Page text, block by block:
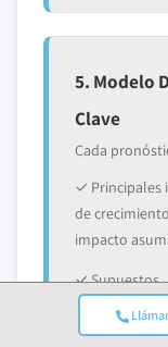
5. Modelo
Clave
Cada
✓ Principales
de
impacto
✓ Supuestos
regulatorios y
cambio de